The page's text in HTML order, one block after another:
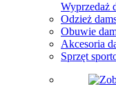
Wyprzedaż
Odzież
Obuwie
Akcesoria
Sprzęt